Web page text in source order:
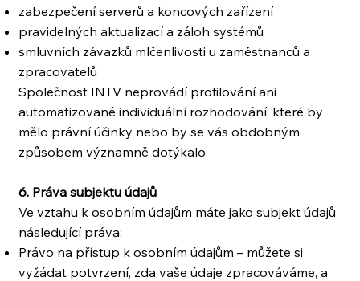
zabezpečení serverů a koncových zařízení
pravidelných aktualizací a záloh systémů
smluvních závazků mlčenlivosti u zaměstnanců a
zpracovatelů
Společnost INTV neprovádí profilování ani
automatizované individuální rozhodování, které by
mělo právní účinky nebo by se vás obdobným
způsobem významně dotýkalo.
6. Práva subjektu údajů
Ve vztahu k osobním údajům máte jako subjekt údajů
následující práva:
Právo na přístup k osobním údajům – můžete si
vyžádat potvrzení, zda vaše údaje zpracováváme, a